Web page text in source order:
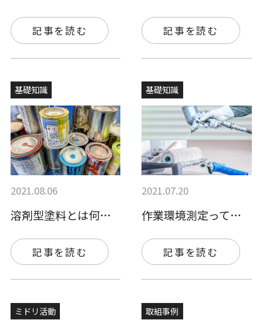
記事を読む 記事を読む
基礎知識
2021.08.06
溶剤型塗料とは何？使用するメリットとデメ…
記事を読む
基礎知識
2021.07.20
作業環境測定って何？作業環境測定士や測定…
記事を読む
ミドリ活動 取組事例